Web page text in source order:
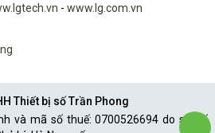
- www.lg.com.vn
Thiết bị số Trần Phong
và mã số thuế: 0700526694 do sở Kế